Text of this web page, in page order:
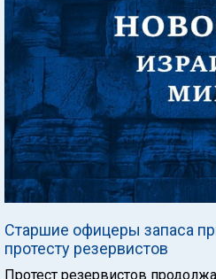
Старшие офицеры запаса
протесту резервистов
Протест резервистов